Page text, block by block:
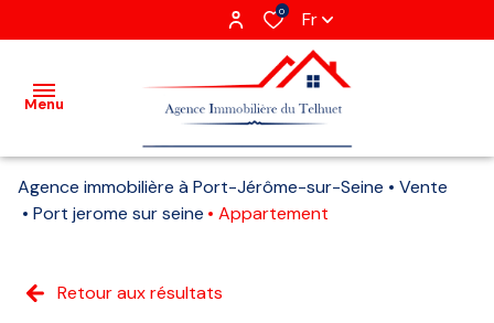
0 Fr
Menu
Acheter
Vendre
Agence immobilière à Port-Jérôme-sur-Seine
Vente
Port jerome sur seine
Appartement
Retour aux résultats